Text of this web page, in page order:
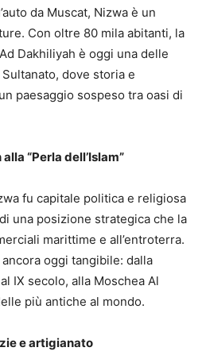
da Muscat, Nizwa è un
Con oltre 80 mila abitanti, la
Dakhiliyah è oggi una delle
dove storia e
paesaggio sospeso tra oasi di
“Perla dell’Islam”
fu capitale politica e religiosa
una posizione strategica che la
marittime e all’entroterra.
oggi tangibile: dalla
IX secolo, alla Moschea Al
più antiche al mondo.
e artigianato